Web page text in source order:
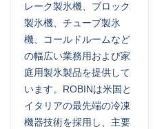
レーク製氷機、ブロック
製氷機、チューブ製氷
機、コールドルームなど
の幅広い業務用および家
庭用製氷製品を提供して
います。ROBINは米国と
イタリアの最先端の冷凍
機器技術を採用し、主要